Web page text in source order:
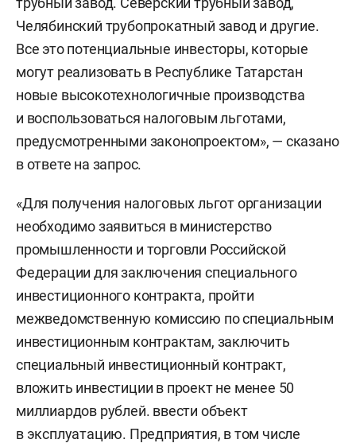
Челябинский трубопрокатный завод и другие.
Все это потенциальные инвесторы, которые
могут реализовать в Республике Татарстан
новые высокотехнологичные производства
и воспользоваться налоговым льготами,
предусмотренными законопроектом», — сказано
в ответе на запрос.
«Для получения налоговых льгот организации
необходимо заявиться в министерство
промышленности и торговли Российской
Федерации для заключения специального
инвестиционного контракта, пройти
межведомственную комиссию по специальным
инвестиционным контрактам, заключить
специальный инвестиционный контракт,
вложить инвестиции в проект не менее 50
миллиардов рублей. ввести объект
в эксплуатацию. Предприятия, в том числе